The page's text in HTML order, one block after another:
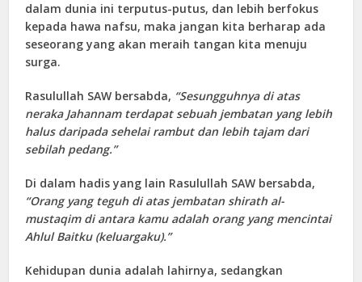
dalam dunia ini terputus-putus, dan lebih berfokus
kepada hawa nafsu, maka jangan kita berharap ada
seseorang yang akan meraih tangan kita menuju
surga.
Rasulullah SAW bersabda, “Sesungguhnya di atas
neraka Jahannam terdapat sebuah jembatan yang lebih
halus daripada sehelai rambut dan lebih tajam dari
sebilah pedang.”
Di dalam hadis yang lain Rasulullah SAW bersabda,
“Orang yang teguh di atas jembatan shirath al-
mustaqim di antara kamu adalah orang yang mencintai
Ahlul Baitku (keluargaku).”
Kehidupan dunia adalah lahirnya, sedangkan